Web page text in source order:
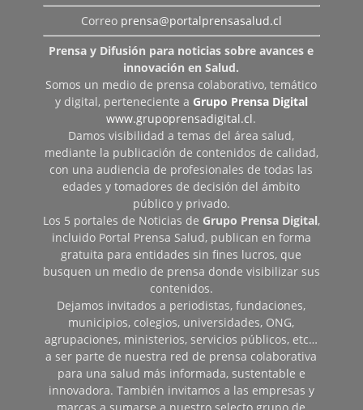
Correo prensa@portalprensasalud.cl
Prensa y Difusión para noticias sobre avances e
innovación en Salud.
Somos un medio de prensa colaborativo, temático
y digital, perteneciente a Grupo Prensa Digital
www.grupoprensadigital.cl.
Damos visibilidad a temas del área salud,
mediante la publicación de contenidos de calidad,
con una audiencia de profesionales de todas las
edades y tomadores de decisión del ámbito
público y privado.
Los 5 portales de Noticias de Grupo Prensa Digital,
incluido Portal Prensa Salud, publican en forma
gratuita para entidades sin fines lucros, que
busquen un medio de prensa donde visibilizar sus
contenidos.
Dejamos invitados a periodistas, fundaciones,
municipios, colegios, universidades, ONG,
agrupaciones, ministerios, servicios públicos, etc…
a ser parte de nuestra red de prensa colaborativa
para una salud más informada, sustentable e
innovadora. También invitamos a las empresas y